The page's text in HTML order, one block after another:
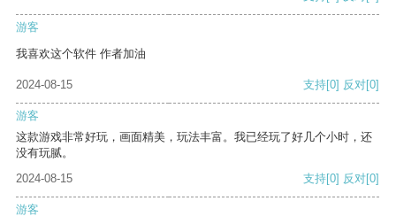
游客
我喜欢这个软件 作者加油
2024-08-15 支持[0] 反对[0]
游客
这款游戏非常好玩，画面精美，玩法丰富。我已经玩了好几个小时，还
没有玩腻。
2024-08-15
支持[0] 反对[0]
游客